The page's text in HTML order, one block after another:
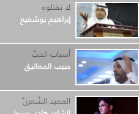
لا تقتلوه
إبراهيم بوشفيع
أسباب الحبّ
حبيب المعاتيق
المعبد الشّعريّ